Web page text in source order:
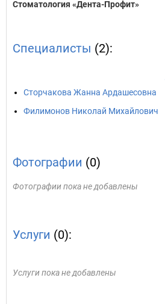
Стоматология «Дента-Профит»
Специалисты (2):
Сторчакова Жанна Ардашесовна
Филимонов Николай Михайлович
Фотографии (0)
Фотографии пока не добавлены
Услуги (0):
Услуги пока не добавлены